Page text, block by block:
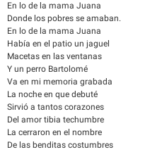
En lo de la mama Juana
Donde los pobres se amaban.
En lo de la mama Juana
Había en el patio un jaguel
Macetas en las ventanas
Y un perro Bartolomé
Va en mi memoria grabada
La noche en que debuté
Sirvió a tantos corazones
Del amor tibia techumbre
La cerraron en el nombre
De las benditas costumbres